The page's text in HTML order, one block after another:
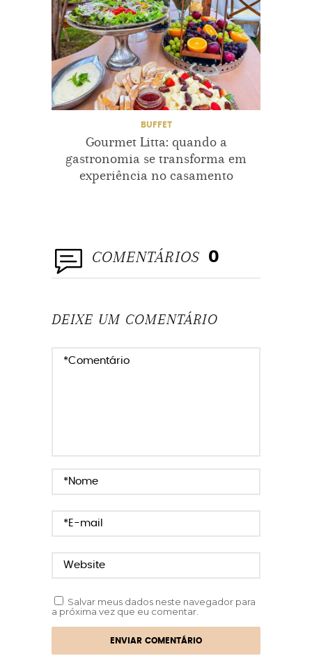
BUFFET
Gourmet Litta: quando a
gastronomia se transforma em
experiência no casamento
COMENTÁRIOS 0
DEIXE UM COMENTÁRIO
Salvar meus dados neste navegador para
a próxima vez que eu comentar.